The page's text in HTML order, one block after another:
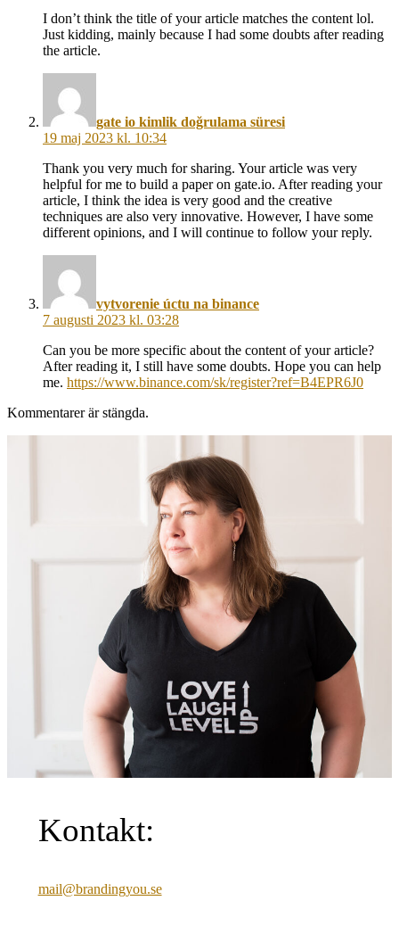
I don’t think the title of your article matches the content lol.
Just kidding, mainly because I had some doubts after reading
the article.
gate io kimlik doğrulama süresi
19 maj 2023 kl. 10:34
Thank you very much for sharing. Your article was very
helpful for me to build a paper on gate.io. After reading your
article, I think the idea is very good and the creative
techniques are also very innovative. However, I have some
different opinions, and I will continue to follow your reply.
vytvorenie úctu na binance
7 augusti 2023 kl. 03:28
Can you be more specific about the content of your article?
After reading it, I still have some doubts. Hope you can help
me. https://www.binance.com/sk/register?ref=B4EPR6J0
Kommentarer är stängda.
Kontakt:
mail@brandingyou.se